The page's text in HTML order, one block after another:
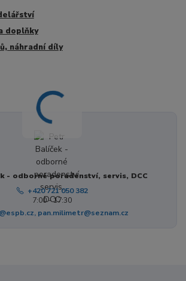
doplňky
náhradní díly
- odborné poradenství, servis, DCC
+420 721 050 382
7:00 - 17:30
pan.milimetr@seznam.cz